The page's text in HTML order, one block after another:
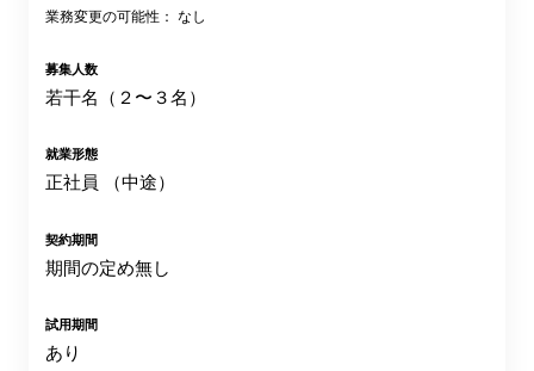
業務変更の可能性： なし
募集人数
若干名（２〜３名）
就業形態
正社員 （中途）
契約期間
期間の定め無し
試用期間
あり